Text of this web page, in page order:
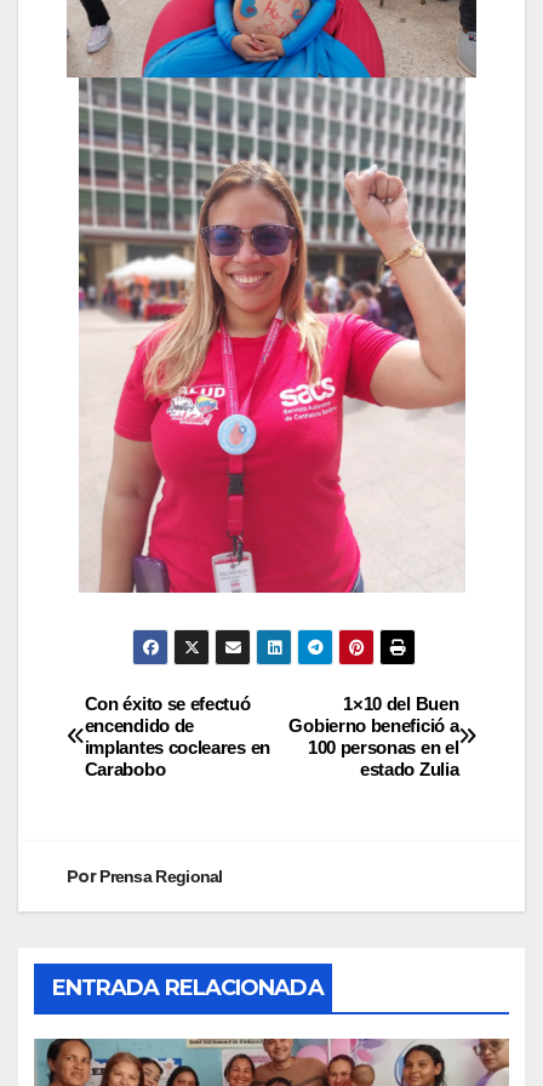
1×10 del Buen
Gobierno benefició a
100 personas en el
estado Zulia
Con éxito se efectuó
encendido de
implantes cocleares en
Carabobo
PorPrensa Regional
ENTRADA RELACIONADA